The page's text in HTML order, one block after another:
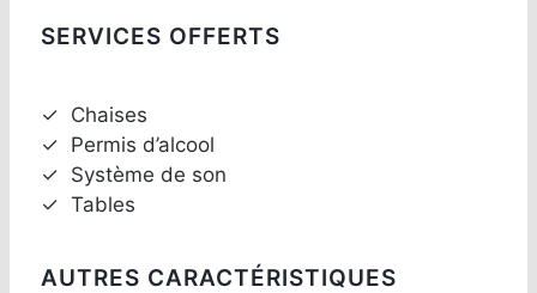
SERVICES OFFERTS
✓ Chaises
✓ Permis d’alcool
✓ Système de son
✓ Tables
AUTRES CARACTÉRISTIQUES